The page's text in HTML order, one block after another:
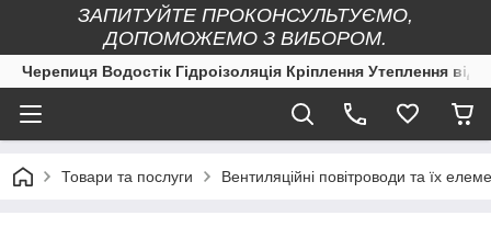
ЗАПИТУЙТЕ ПРОКОНСУЛЬТУЄМО,
ДОПОМОЖЕМО З ВИБОРОМ.
Черепиця Водостік Гідроізоляція Кріплення Утеплення
Товари та послуги Вентиляційні повітроводи та їх